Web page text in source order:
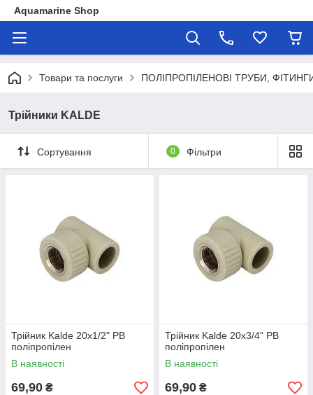
Aquamarine Shop
Товари та послуги ПОЛІПРОПІЛЕНОВІ ТРУБИ,
Трійники KALDE
Сортування 0 Фільтри
Трійник Kalde 20х1/2" РВ
поліпропілен
В наявності
69,90 ₴
Трійник Kalde 20х3/4" РВ
поліпропілен
В наявності
69,90 ₴